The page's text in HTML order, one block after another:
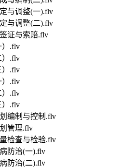
与调整(一).flv
与调整(二).flv
证与索赔.flv
）.flv
）.flv
）.flv
）.flv
）.flv
）.flv
编制与控制.flv
管理.flv
检查与检验.flv
防治(一).flv
防治(二).flv